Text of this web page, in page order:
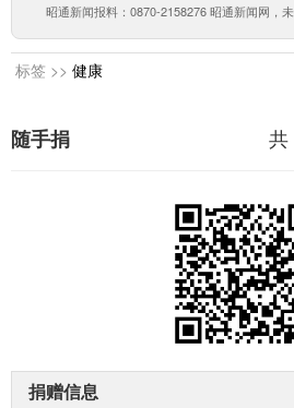
昭通新闻报料：0870-2158276 昭通新闻网，
标签 >> 健康
共
随手捐
捐赠信息